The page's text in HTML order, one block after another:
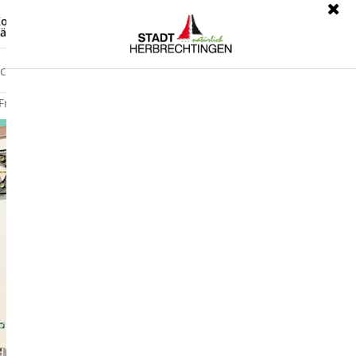
Leichte Sprache